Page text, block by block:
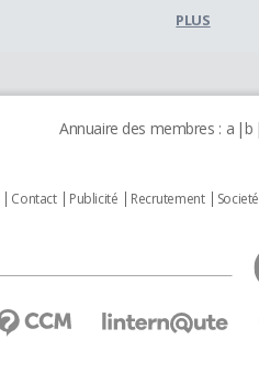
PLUS
Annuaire des membres : a b
Contact Publicité Recrutement Societé